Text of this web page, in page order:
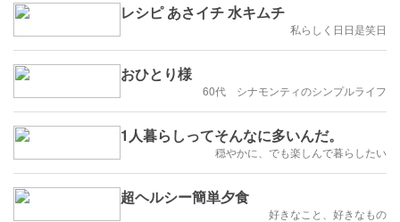
レシピ あさイチ 水キムチ
私らしく日日是笑日
おひとり様
60代 シナモンティのシンプルライフ
1人暮らしってそんなに多いんだ。
穏やかに、でも楽しんで暮らしたい
超ヘルシー簡単夕食
好きなこと、好きなもの